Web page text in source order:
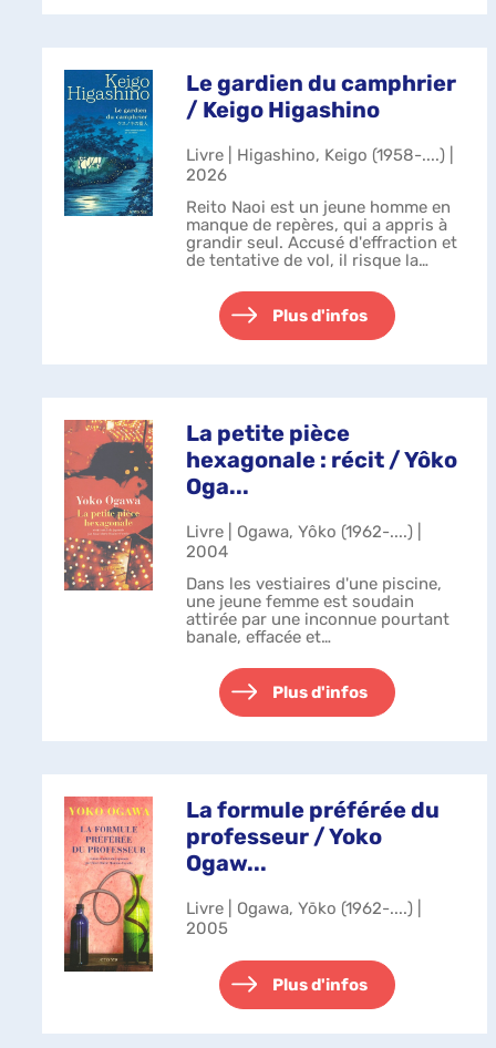
Le gardien du camphrier
/ Keigo Higashino
Livre | Higashino, Keigo (1958-....) |
2026
Reito Naoi est un jeune homme en
manque de repères, qui a appris à
grandir seul. Accusé d'effraction et
de tentative de vol, il risque la
marché qui pourrait bien changer
sa vie. Un avocat, agissan...
Plus d'infos
La petite pièce
hexagonale : récit / Yôko
Oga...
Livre | Ogawa, Yôko (1962-....) |
2004
Dans les vestiaires d'une piscine,
une jeune femme est soudain
attirée par une inconnue pourtant
banale, effacée et
tard, elle croise à nouveau
l'inconnue qui marche dans la rue
accompagnée d'une vi...
Plus d'infos
La formule préférée du
professeur / Yoko
Ogaw...
Livre | Ogawa, Yōko (1962-....) |
2005
Plus d'infos